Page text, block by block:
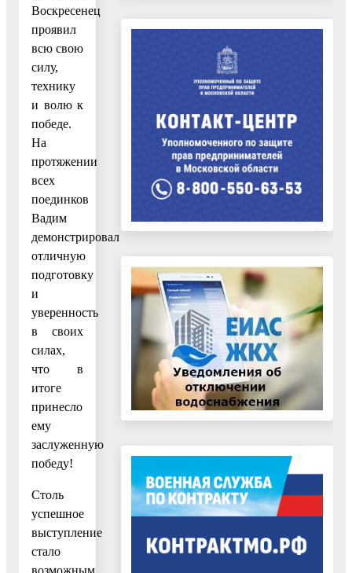
Воскресенец
проявил
всю свою
силу,
технику
и волю к
победе.
На
протяжении
всех
поединков
Вадим
демонстрировал
отличную
подготовку
и
уверенность
в своих
силах,
что в
итоге
принесло
ему
заслуженную
победу!
Столь
успешное
выступление
стало